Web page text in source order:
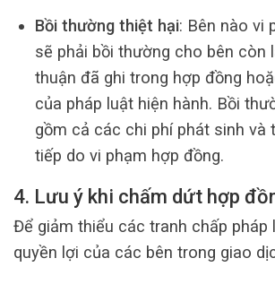
Bồi thường thiệt hại: Bên nào vi
sẽ phải bồi thường cho bên còn
thuận đã ghi trong hợp đồng
của pháp luật hiện hành. Bồi
gồm cả các chi phí phát sinh và
tiếp do vi phạm hợp đồng.
4. Lưu ý khi chấm dứt hợp
Để giảm thiểu các tranh chấp pháp
quyền lợi của các bên trong giao